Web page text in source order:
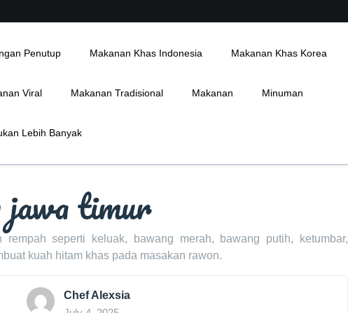
Penutup Makanan Khas Indonesia Makanan Khas Korea
Viral Makanan Tradisional Makanan Minuman
Lebih Banyak
jawa timur
seperti keluak, bawang merah, bawang putih, ketumbar,
kuah hitam khas pada masakan rawon.
Chef Alexsia